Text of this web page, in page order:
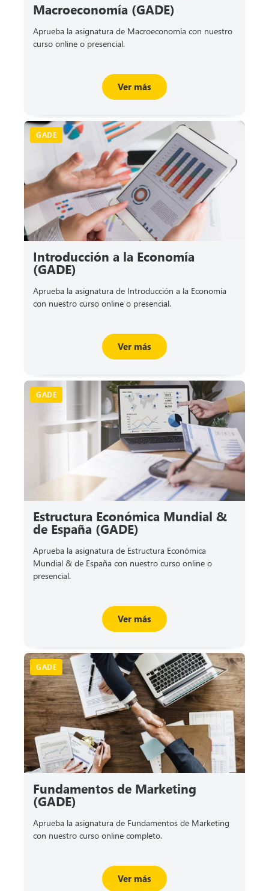
Macroeconomía (GADE)
Aprueba la asignatura de Macroeconomía con nuestro
curso online o presencial.
Ver más
GADE
Introducción a la Economía
(GADE)
Aprueba la asignatura de Introducción a la Economía
con nuestro curso online o presencial.
Ver más
GADE
Estructura Económica Mundial &
de España (GADE)
Aprueba la asignatura de Estructura Económica
Mundial & de España con nuestro curso online o
presencial.
Ver más
GADE
Fundamentos de Marketing
(GADE)
Aprueba la asignatura de Fundamentos de Marketing
con nuestro curso online completo.
Ver más